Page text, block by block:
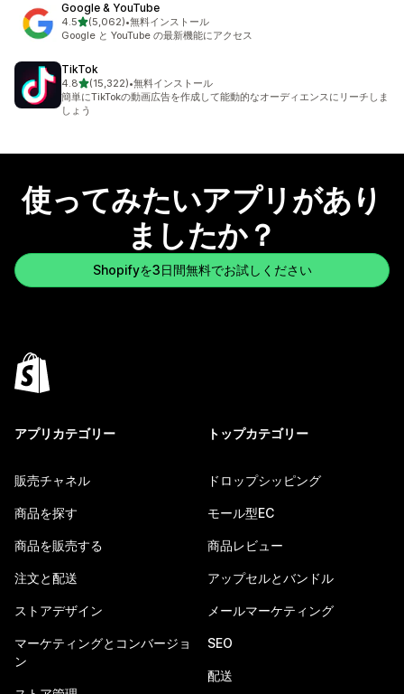
Google & YouTube
4.55つ星中
(5,062)
合計レビュー数：5062件
•無料インストール
Google と YouTube の最新機能にアクセス
TikTok
4.85つ星中
(15,322)
合計レビュー数：15322件
•無料インストール
簡単にTikTokの動画広告を作成して能動的なオーディエンスにリーチしま
しょう
使ってみたいアプリがあり
ましたか？
Shopifyを3日間無料でお試しください
アプリカテゴリー
販売チャネル
商品を探す
商品を販売する
注文と配送
ストアデザイン
マーケティングとコンバージョ
ン
トップカテゴリー
ドロップシッピング
モール型EC
商品レビュー
アップセルとバンドル
メールマーケティング
SEO
配送